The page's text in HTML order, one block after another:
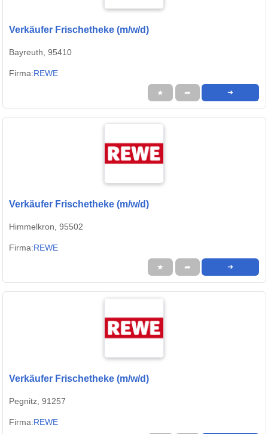
Verkäufer Frischetheke (m/w/d)
Bayreuth, 95410
Firma:REWE
★ ➦ ➜
Verkäufer Frischetheke (m/w/d)
Himmelkron, 95502
Firma:REWE
★ ➦ ➜
Verkäufer Frischetheke (m/w/d)
Pegnitz, 91257
Firma:REWE